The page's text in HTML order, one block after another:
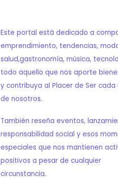
Este portal está dedicado a
emprendimiento, tendencias,
salud,gastronomía, música,
todo aquello que nos aporte
y contribuya al Placer de Ser cada
de nosotros.
También reseña eventos,
responsabilidad social y esos
especiales que nos mantienen
positivos a pesar de cualquier
circunstancia.